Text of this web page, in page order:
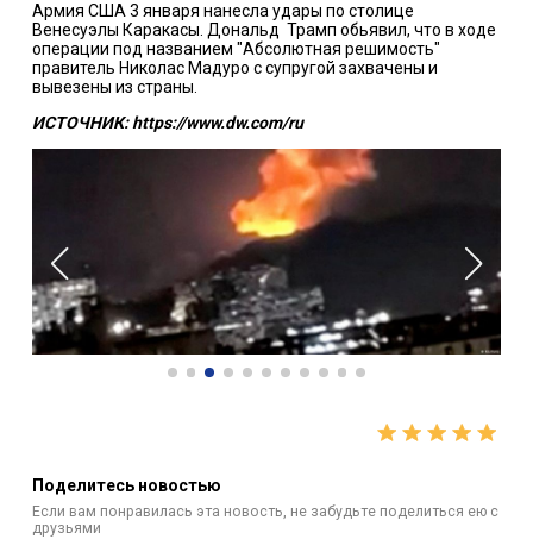
Армия США 3 января нанесла удары по столице
Венесуэлы Каракасы. Дональд Трамп обьявил, что в ходе
операции под названием "Абсолютная решимость"
правитель Николас Мадуро с супругой захвачены и
вывезены из страны.
ИСТОЧНИК: https://www.dw.com/ru
Поделитесь новостью
Если вам понравилась эта новость, не забудьте поделиться ею с
друзьями